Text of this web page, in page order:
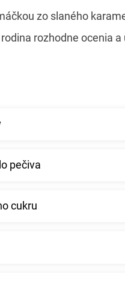
zo slaného
rozhodne ocenia
pečiva
cukru